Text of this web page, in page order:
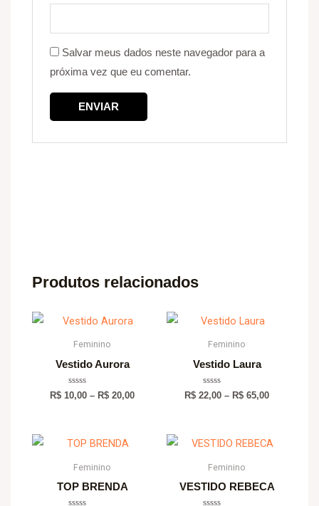
Salvar meus dados neste navegador para a
próxima vez que eu comentar.
Produtos relacionados
Feminino
Vestido Aurora
Avaliação
0
R$ 10,00 – R$ 20,00
Feminino
Vestido Laura
Avaliação
0
R$ 22,00 – R$ 65,00
Feminino
TOP BRENDA
Feminino
VESTIDO REBECA
Price
R$ 34,00